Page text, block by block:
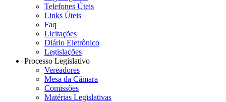
Telefones Úteis
Links Úteis
Faq
Licitações
Diário Eletrônico
Legislações
Processo Legislativo
Vereadores
Mesa da Câmara
Comissões
Matérias Legislativas